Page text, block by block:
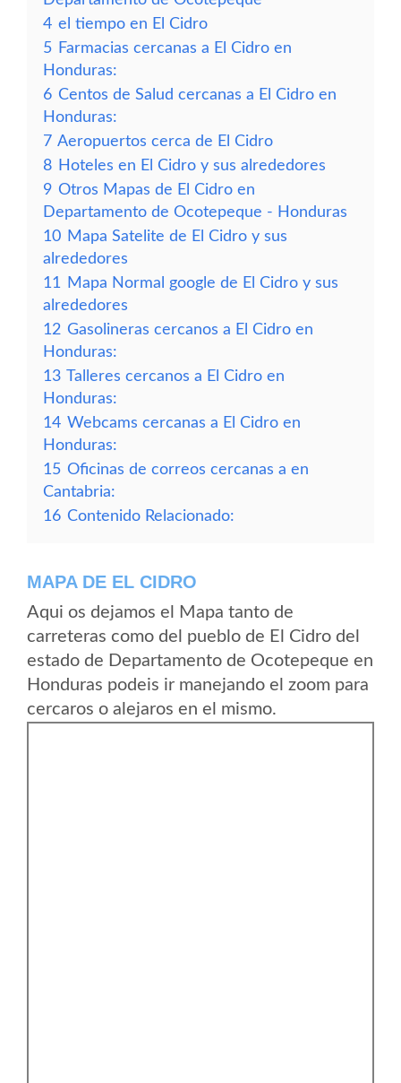
4 el tiempo en El Cidro
5 Farmacias cercanas a El Cidro en
Honduras:
6 Centos de Salud cercanas a El Cidro en
Honduras:
7 Aeropuertos cerca de El Cidro
8 Hoteles en El Cidro y sus alrededores
9 Otros Mapas de El Cidro en
Departamento de Ocotepeque - Honduras
10 Mapa Satelite de El Cidro y sus
alrededores
11
Mapa Normal google de El Cidro y sus
alrededores
12 Gasolineras cercanos a El Cidro en
Honduras:
13 Talleres cercanos a El Cidro en
Honduras:
14 Webcams cercanas a El Cidro en
Honduras:
15 Oficinas de correos cercanas a en
Cantabria:
16 Contenido Relacionado:
MAPA DE EL CIDRO
Aqui os dejamos el Mapa tanto de
carreteras como del pueblo de El Cidro del
estado de Departamento de Ocotepeque en
Honduras podeis ir manejando el zoom para
cercaros o alejaros en el mismo.